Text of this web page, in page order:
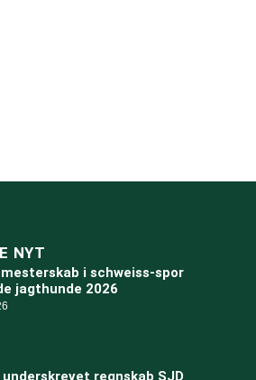
NYT
i schweiss-spor
jagthunde 2026
regnskab SJD